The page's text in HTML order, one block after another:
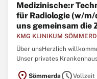
Medizinische:r
für Radiologie (w/
uns gemeinsam die
KMG KLINIKUM
Über unsHerzlich
Unser privates
Patient:innen stationär
location_on SömmerdascheduleVollzeit